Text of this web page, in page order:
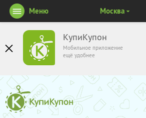
КупиКупон
Мобильное приложение
ещё удобнее
Меню Москва